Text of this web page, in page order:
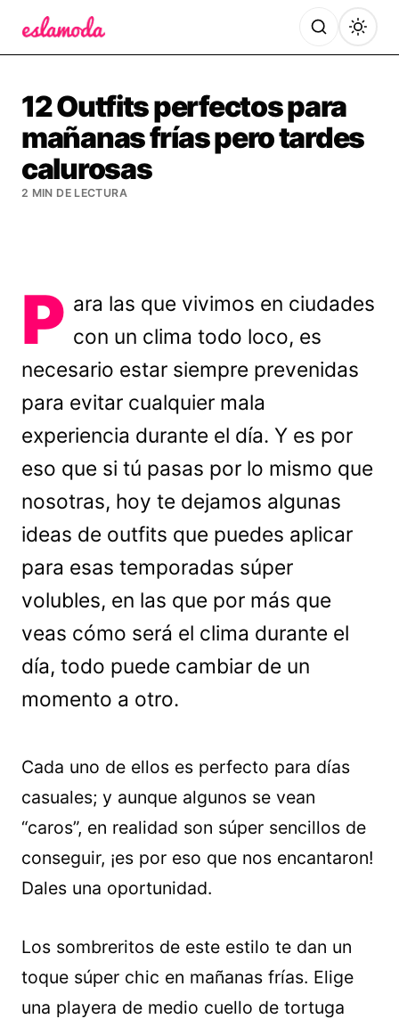
12 Outfits perfectos para
mañanas frías pero tardes
calurosas
2 MIN DE LECTURA
P ara las que vivimos en ciudades
con un clima todo loco, es
necesario estar siempre prevenidas
para evitar cualquier mala
experiencia durante el día. Y es por
eso que si tú pasas por lo mismo que
nosotras, hoy te dejamos algunas
ideas de outfits que puedes aplicar
para esas temporadas súper
volubles, en las que por más que
veas cómo será el clima durante el
día, todo puede cambiar de un
momento a otro.
Cada uno de ellos es perfecto para días
casuales; y aunque algunos se vean
“caros”, en realidad son súper sencillos de
conseguir, ¡es por eso que nos encantaron!
Dales una oportunidad.
Los sombreritos de este estilo te dan un
toque súper chic en mañanas frías. Elige
una playera de medio cuello de tortuga